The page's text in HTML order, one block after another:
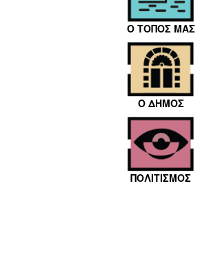
Ο ΤΟΠΟΣ ΜΑΣ
Ο ΔΗΜΟΣ
ΠΟΛΙΤΙΣΜΟΣ